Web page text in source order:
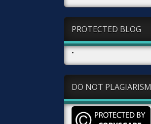
PROTECTED BLOG
•
DO NOT PLAGIARISM